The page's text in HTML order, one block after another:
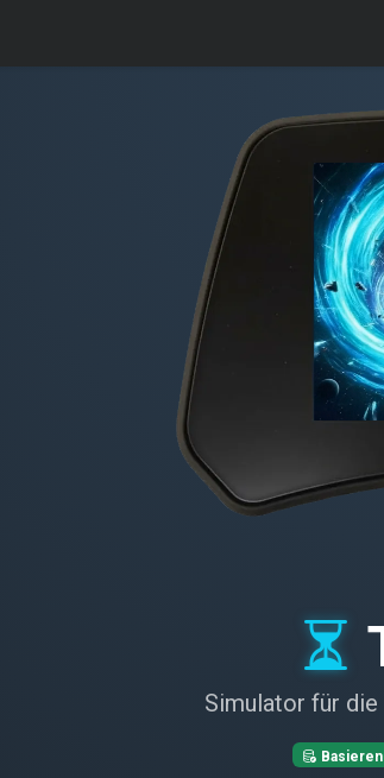
Simulator für